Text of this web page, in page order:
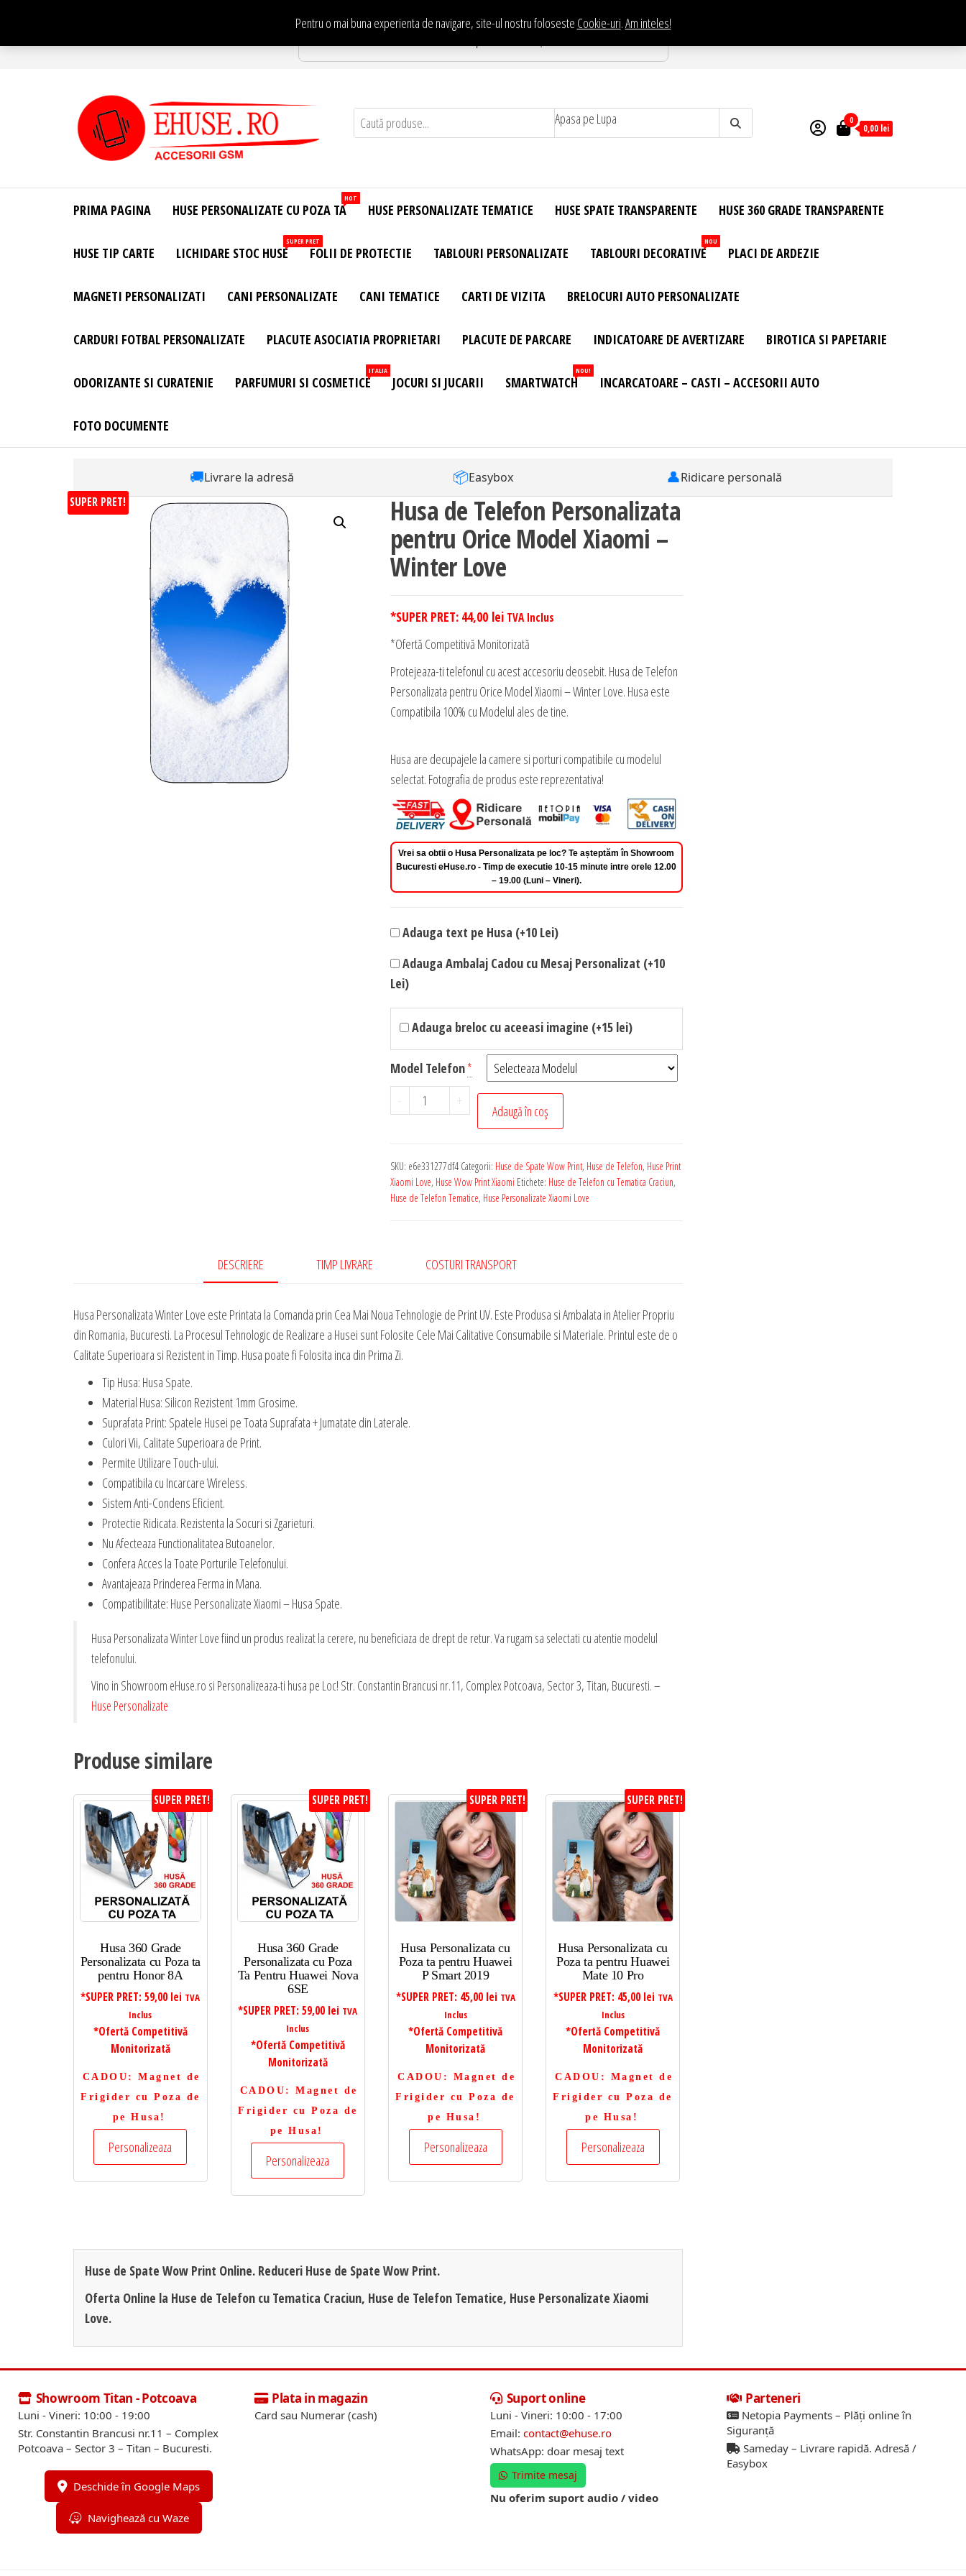
conținut
Pentru o mai buna experienta de navigare, site-ul nostru foloseste Cookie-uri.Am inteles!
Te asteptam in Showroom eHuse.ro
Site Oficial .
Huse
Personalizate
Huse
Personalizate
Telefon –
– Accesorii
Apasa pe Lupa 0
0,00 lei
PRIMA PAGINA HUSE PERSONALIZATE CU POZA TA
HOT
HUSE PERSONALIZATE TEMATICE HUSE SPATE TRANSPARENTE HUSE 360 GRADE TRANSPARENTE
HUSE TIP CARTE LICHIDARE STOC HUSE
SUPER PRET
FOLII DE PROTECTIE TABLOURI PERSONALIZATE TABLOURI DECORATIVE
NOU
PLACI DE ARDEZIE
MAGNETI PERSONALIZATI CANI PERSONALIZATE CANI TEMATICE CARTI DE VIZITA BRELOCURI AUTO PERSONALIZATE
CARDURI FOTBAL PERSONALIZATE PLACUTE ASOCIATIA PROPRIETARI PLACUTE DE PARCARE INDICATOARE DE AVERTIZARE BIROTICA SI PAPETARIE
ODORIZANTE SI CURATENIE PARFUMURI SI COSMETICE
ITALIA
JOCURI SI JUCARII SMARTWATCH
NOU!
INCARCATOARE – CASTI – ACCESORII AUTO
FOTO DOCUMENTE
🚚Livrare la adresă 📦Easybox 👤Ridicare personală
SUPER PRET! Husa de Telefon Personalizata
pentru Orice Model Xiaomi –
Winter Love
*SUPER PRET: 44,00 lei TVA Inclus
*Ofertă Competitivă Monitorizată
Protejeaza-ti telefonul cu acest accesoriu deosebit. Husa de Telefon
Personalizata pentru Orice Model Xiaomi – Winter Love. Husa este
Compatibila 100% cu Modelul ales de tine.
Husa are decupajele la camere si porturi compatibile cu modelul
selectat. Fotografia de produs este reprezentativa!
Vrei sa obtii o Husa Personalizata pe loc? Te așteptăm în Showroom
Bucuresti eHuse.ro - Timp de executie 10-15 minute intre orele 12.00
– 19.00 (Luni – Vineri).
Adauga text pe Husa (+10 Lei)
Adauga Ambalaj Cadou cu Mesaj Personalizat (+10
Lei)
Adauga breloc cu aceeasi imagine (+15 lei)
Model Telefon*
-
Cantitate
Husa
Personalizata
pentru
Xiaomi
Love
+
Adaugă în coș
SKU: e6e331277df4 Categorii: Huse de Spate Wow Print, Huse de Telefon, Huse Print
Xiaomi Love, Huse Wow Print Xiaomi Etichete: Huse de Telefon cu Tematica Craciun,
Huse de Telefon Tematice, Huse Personalizate Xiaomi Love
DESCRIERE TIMP LIVRARE COSTURI TRANSPORT
Husa Personalizata Winter Love este Printata la Comanda prin Cea Mai Noua Tehnologie de Print UV. Este Produsa si Ambalata in Atelier Propriu
din Romania, Bucuresti. La Procesul Tehnologic de Realizare a Husei sunt Folosite Cele Mai Calitative Consumabile si Materiale. Printul este de o
Calitate Superioara si Rezistent in Timp. Husa poate fi Folosita inca din Prima Zi.
Tip Husa: Husa Spate.
Material Husa: Silicon Rezistent 1mm Grosime.
Suprafata Print: Spatele Husei pe Toata Suprafata + Jumatate din Laterale.
Culori Vii, Calitate Superioara de Print.
Permite Utilizare Touch-ului.
Compatibila cu Incarcare Wireless.
Sistem Anti-Condens Eficient.
Protectie Ridicata. Rezistenta la Socuri si Zgarieturi.
Nu Afecteaza Functionalitatea Butoanelor.
Confera Acces la Toate Porturile Telefonului.
Avantajeaza Prinderea Ferma in Mana.
Compatibilitate: Huse Personalizate Xiaomi – Husa Spate.
Husa Personalizata Winter Love fiind un produs realizat la cerere, nu beneficiaza de drept de retur. Va rugam sa selectati cu atentie modelul
telefonului.
Vino in Showroom eHuse.ro si Personalizeaza-ti husa pe Loc! Str. Constantin Brancusi nr.11, Complex Potcoava, Sector 3, Titan, Bucuresti. –
Huse Personalizate
Produse similare
SUPER PRET!
Husa 360 Grade
Personalizata cu Poza ta
pentru Honor 8A
*SUPER PRET:59,00 lei TVA
Inclus
*Ofertă Competitivă
Monitorizată
CADOU : Magnet de
Frigider cu Poza de
pe Husa!
Personalizeaza
SUPER PRET!
Husa 360 Grade
Personalizata cu Poza
Ta Pentru Huawei Nova
6SE
*SUPER PRET:59,00 lei TVA
Inclus
*Ofertă Competitivă
Monitorizată
CADOU : Magnet de
Frigider cu Poza de
pe Husa!
Personalizeaza
SUPER PRET!
Husa Personalizata cu
Poza ta pentru Huawei
P Smart 2019
*SUPER PRET: 45,00 lei TVA
Inclus
*Ofertă Competitivă
Monitorizată
CADOU : Magnet de
Frigider cu Poza de
pe Husa!
Personalizeaza
SUPER PRET!
Husa Personalizata cu
Poza ta pentru Huawei
Mate 10 Pro
*SUPER PRET: 45,00 lei TVA
Inclus
*Ofertă Competitivă
Monitorizată
CADOU : Magnet de
Frigider cu Poza de
pe Husa!
Personalizeaza
Huse de Spate Wow Print Online. Reduceri Huse de Spate Wow Print.
Oferta Online la Huse de Telefon cu Tematica Craciun, Huse de Telefon Tematice, Huse Personalizate Xiaomi
Love.
Showroom Titan - Potcoava
Luni - Vineri: 10:00 - 19:00
Str. Constantin Brancusi nr.11 – Complex
Potcoava – Sector 3 – Titan – Bucuresti.
Deschide în Google Maps
Navighează cu Waze
Plata in magazin
Card sau Numerar (cash)
Suport online
Luni - Vineri: 10:00 - 17:00
Email: contact@ehuse.ro
WhatsApp: doar mesaj text
Trimite mesaj
Nu oferim suport audio / video
Parteneri
Netopia Payments – Plăți online în
Siguranță
Sameday – Livrare rapidă. Adresă /
Easybox